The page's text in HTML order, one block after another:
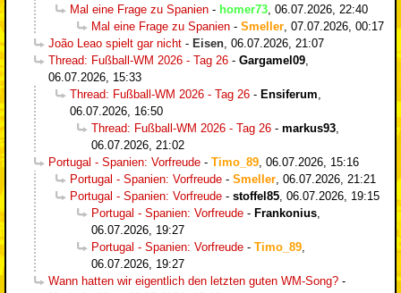
Mal eine Frage zu Spanien - homer73 06.07.2026, 22:40
Mal eine Frage zu Spanien - Smeller 07.07.2026, 00:17
João Leao spielt gar nicht - Eisen 06.07.2026, 21:07
Thread: Fußball-WM 2026 - Tag 26 - Gargamel09
06.07.2026, 15:33
Thread: Fußball-WM 2026 - Tag 26 - Ensiferum
06.07.2026, 16:50
Thread: Fußball-WM 2026 - Tag 26 - markus93
06.07.2026, 21:02
Portugal - Spanien: Vorfreude - Timo_89 06.07.2026, 15:16
Portugal - Spanien: Vorfreude - Smeller 06.07.2026, 21:21
Portugal - Spanien: Vorfreude - stoffel85 06.07.2026, 19:15
Portugal - Spanien: Vorfreude - Frankonius
06.07.2026, 19:27
Portugal - Spanien: Vorfreude - Timo_89
06.07.2026, 19:27
Wann hatten wir eigentlich den letzten guten WM-Song? -